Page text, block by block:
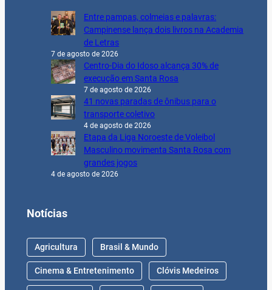
Entre pampas, colmeias e palavras:
Campinense lança dois livros na Academia
de Letras
7 de agosto de 2026
Centro-Dia do Idoso alcança 30% de
execução em Santa Rosa
7 de agosto de 2026
41 novas paradas de ônibus para o
transporte coletivo
4 de agosto de 2026
Etapa da Liga Noroeste de Voleibol
Masculino movimenta Santa Rosa com
grandes jogos
4 de agosto de 2026
Notícias
Agricultura Brasil & Mundo
Cinema & Entretenimento Clóvis Medeiros